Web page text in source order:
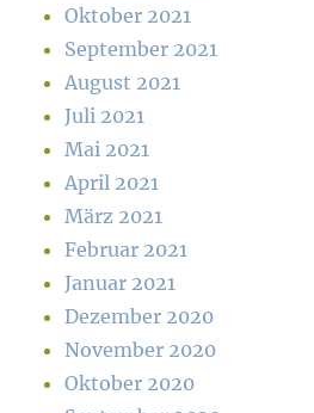
Oktober 2021
September 2021
August 2021
Juli 2021
Mai 2021
April 2021
März 2021
Februar 2021
Januar 2021
Dezember 2020
November 2020
Oktober 2020